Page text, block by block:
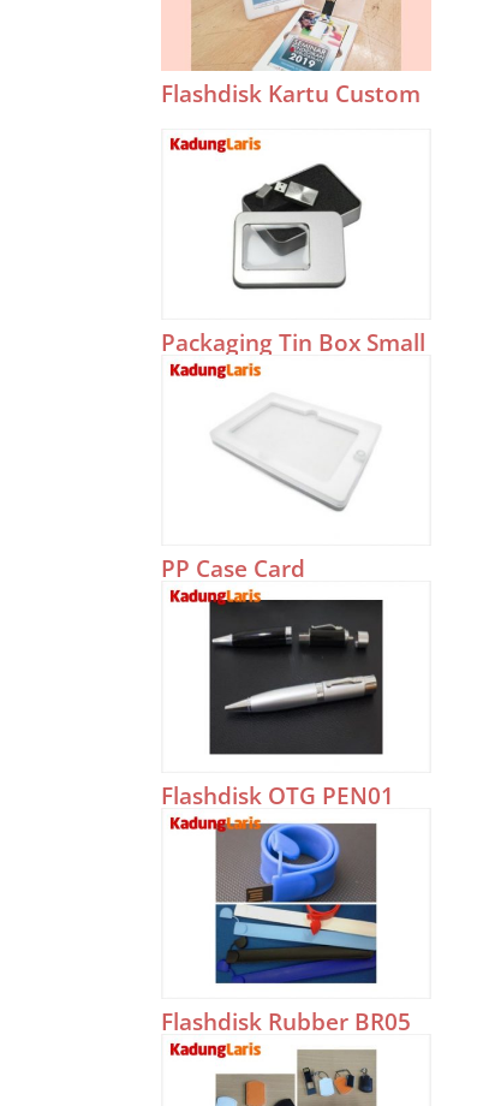
Flashdisk Kartu Custom
Packaging Tin Box Small
PP Case Card
Flashdisk OTG PEN01
Flashdisk Rubber BR05